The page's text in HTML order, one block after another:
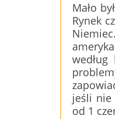
Mało
Rynek
jeśli nie
od 1